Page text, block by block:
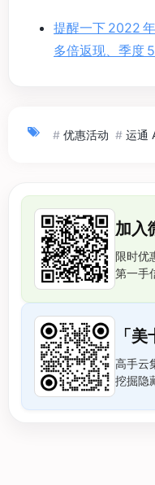
提醒一下 2022
多倍返现、季度
# 优惠活动 # 运通
加入
限时优
第一手
「
高手云
挖掘隐